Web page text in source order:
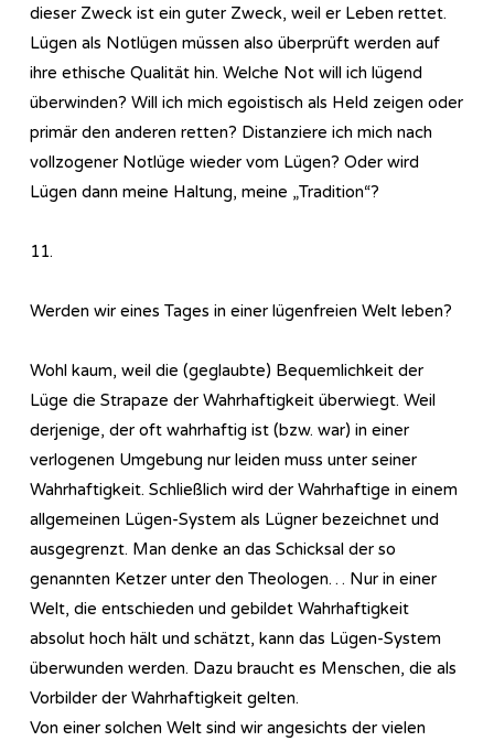
dieser Zweck ist ein guter Zweck, weil er Leben rettet.
Lügen als Notlügen müssen also überprüft werden auf
ihre ethische Qualität hin. Welche Not will ich lügend
überwinden? Will ich mich egoistisch als Held zeigen oder
primär den anderen retten? Distanziere ich mich nach
vollzogener Notlüge wieder vom Lügen? Oder wird
Lügen dann meine Haltung, meine „Tradition“?
11.
Werden wir eines Tages in einer lügenfreien Welt leben?
Wohl kaum, weil die (geglaubte) Bequemlichkeit der
Lüge die Strapaze der Wahrhaftigkeit überwiegt. Weil
derjenige, der oft wahrhaftig ist (bzw. war) in einer
verlogenen Umgebung nur leiden muss unter seiner
Wahrhaftigkeit. Schließlich wird der Wahrhaftige in einem
allgemeinen Lügen-System als Lügner bezeichnet und
ausgegrenzt. Man denke an das Schicksal der so
genannten Ketzer unter den Theologen… Nur in einer
Welt, die entschieden und gebildet Wahrhaftigkeit
absolut hoch hält und schätzt, kann das Lügen-System
überwunden werden. Dazu braucht es Menschen, die als
Vorbilder der Wahrhaftigkeit gelten.
Von einer solchen Welt sind wir angesichts der vielen